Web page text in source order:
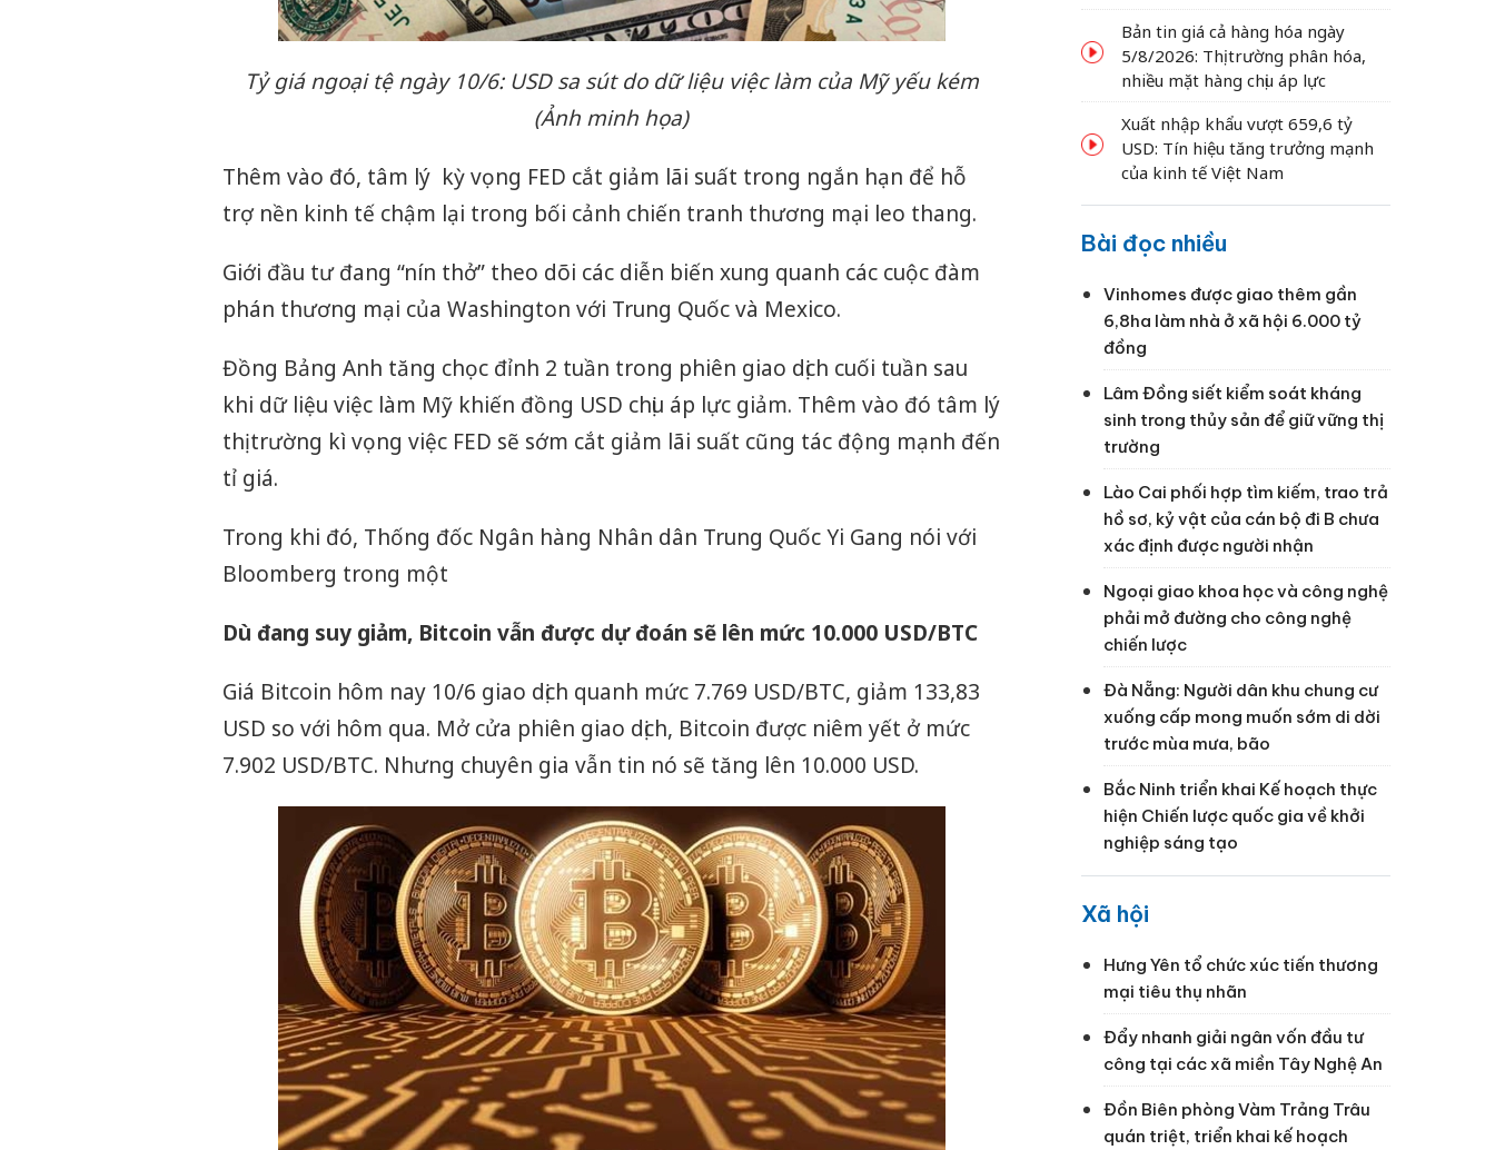
Tỷ giá ngoại tệ ngày 10/6: USD sa sút do dữ liệu việc làm của Mỹ yếu kém
(Ảnh minh họa)
Thêm vào đó, tâm lý kỳ vọng FED cắt giảm lãi suất trong ngắn hạn để hỗ
trợ nền kinh tế chậm lại trong bối cảnh chiến tranh thương mại leo thang.
Giới đầu tư đang “nín thở” theo dõi các diễn biến xung quanh các cuộc đàm
phán thương mại của Washington với Trung Quốc và Mexico.
Đồng Bảng Anh tăng chọc đỉnh 2 tuần trong phiên giao dịch cuối tuần sau
khi dữ liệu việc làm Mỹ khiến đồng USD chịu áp lực giảm. Thêm vào đó tâm lý
thị trường kì vọng việc FED sẽ sớm cắt giảm lãi suất cũng tác động mạnh đến
tỉ giá.
Trong khi đó, Thống đốc Ngân hàng Nhân dân Trung Quốc Yi Gang nói với
Bloomberg trong một
Dù đang suy giảm, Bitcoin vẫn được dự đoán sẽ lên mức 10.000 USD/BTC
Giá Bitcoin hôm nay 10/6 giao dịch quanh mức 7.769 USD/BTC, giảm 133,83
USD so với hôm qua. Mở cửa phiên giao dịch, Bitcoin được niêm yết ở mức
7.902 USD/BTC. Nhưng chuyên gia vẫn tin nó sẽ tăng lên 10.000 USD.
Bản tin giá cả hàng hóa ngày
5/8/2026: Thị trường phân hóa,
nhiều mặt hàng chịu áp lực
Xuất nhập khẩu vượt 659,6 tỷ
USD: Tín hiệu tăng trưởng mạnh
của kinh tế Việt Nam
Bài đọc nhiều
Vinhomes được giao thêm gần
6,8ha làm nhà ở xã hội 6.000 tỷ
đồng
Lâm Đồng siết kiểm soát kháng
sinh trong thủy sản để giữ vững thị
trường
Lào Cai phối hợp tìm kiếm, trao trả
hồ sơ, kỷ vật của cán bộ đi B chưa
xác định được người nhận
Ngoại giao khoa học và công nghệ
phải mở đường cho công nghệ
chiến lược
Đà Nẵng: Người dân khu chung cư
xuống cấp mong muốn sớm di dời
trước mùa mưa, bão
Bắc Ninh triển khai Kế hoạch thực
hiện Chiến lược quốc gia về khởi
nghiệp sáng tạo
Xã hội
Hưng Yên tổ chức xúc tiến thương
mại tiêu thụ nhãn
Đẩy nhanh giải ngân vốn đầu tư
công tại các xã miền Tây Nghệ An
Đồn Biên phòng Vàm Trảng Trâu
quán triệt, triển khai kế hoạch